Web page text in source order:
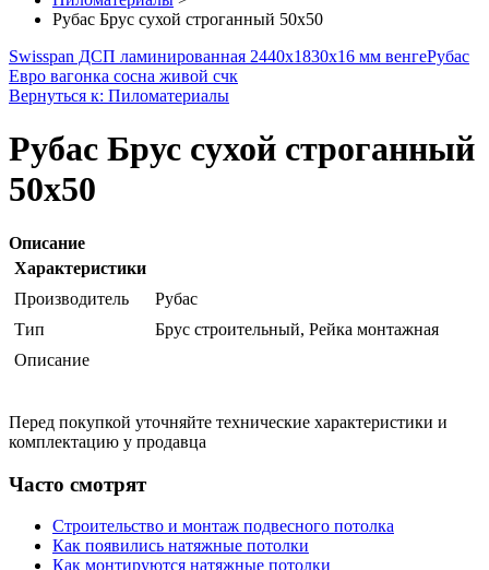
Рубас Брус сухой строганный 50х50
Swisspan ДСП ламинированная 2440х1830х16 мм венгеРубас
Евро вагонка сосна живой счк
Вернуться к: Пиломатериалы
Рубас Брус сухой строганный
50х50
Описание
Характеристики
Производитель
Рубас
Тип
Брус строительный, Рейка монтажная
Описание
Перед покупкой уточняйте технические характеристики и
комплектацию у продавца
Часто смотрят
Строительство и монтаж подвесного потолка
Как появились натяжные потолки
Как монтируются натяжные потолки